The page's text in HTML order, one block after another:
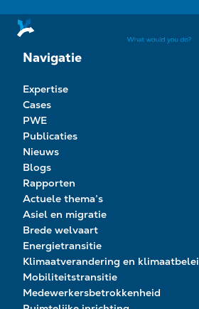
Navigatie
Expertise
Cases
PWE
Publicaties
Nieuws
Blogs
Rapporten
Actuele thema’s
Asiel en migratie
Brede welvaart
Energietransitie
Klimaatverandering en
Mobiliteitstransitie
Medewerkersbetrokkenheid